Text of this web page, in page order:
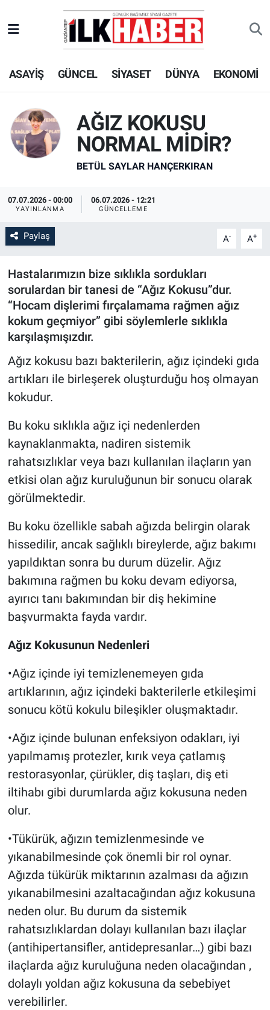
ASAYİŞ GÜNCEL SİYASET DÜNYA EKONOMİ
AĞIZ KOKUSU
NORMAL MİDİR?
BETÜL SAYLAR HANÇERKIRAN
07.07.2026 - 00:00
YAYINLANMA
06.07.2026 - 12:21
GÜNCELLEME
Paylaş A- A+
Hastalarımızın bize sıklıkla sordukları
sorulardan bir tanesi de “Ağız Kokusu”dur.
“Hocam dişlerimi fırçalamama rağmen ağız
kokum geçmiyor” gibi söylemlerle sıklıkla
karşılaşmışızdır.
Ağız kokusu bazı bakterilerin, ağız içindeki gıda
artıkları ile birleşerek oluşturduğu hoş olmayan
kokudur.
Bu koku sıklıkla ağız içi nedenlerden
kaynaklanmakta, nadiren sistemik
rahatsızlıklar veya bazı kullanılan ilaçların yan
etkisi olan ağız kuruluğunun bir sonucu olarak
görülmektedir.
Bu koku özellikle sabah ağızda belirgin olarak
hissedilir, ancak sağlıklı bireylerde, ağız bakımı
yapıldıktan sonra bu durum düzelir. Ağız
bakımına rağmen bu koku devam ediyorsa,
ayırıcı tanı bakımından bir diş hekimine
başvurmakta fayda vardır.
Ağız Kokusunun Nedenleri
•Ağız içinde iyi temizlenemeyen gıda
artıklarının, ağız içindeki bakterilerle etkileşimi
sonucu kötü kokulu bileşikler oluşmaktadır.
•Ağız içinde bulunan enfeksiyon odakları, iyi
yapılmamış protezler, kırık veya çatlamış
restorasyonlar, çürükler, diş taşları, diş eti
iltihabı gibi durumlarda ağız kokusuna neden
olur.
•Tükürük, ağızın temizlenmesinde ve
yıkanabilmesinde çok önemli bir rol oynar.
Ağızda tükürük miktarının azalması da ağızın
yıkanabilmesini azaltacağından ağız kokusuna
neden olur. Bu durum da sistemik
rahatsızlıklardan dolayı kullanılan bazı ilaçlar
(antihipertansifler, antidepresanlar…) gibi bazı
ilaçlarda ağız kuruluğuna neden olacağından ,
dolaylı yoldan ağız kokusuna da sebebiyet
verebilirler.
EKONOMİ
SİYASET
SAĞLIK
SPOR
TEKNOLOJİ
ASAYİŞ
EĞİTİM
Beyoğlu Hava Durumu
Beyoğlu Trafik Yoğunluk Haritası
Süper Lig Puan Durumu ve Fikstür
Tüm Manşetler
Son Dakika Haberleri
Haber Arşivi